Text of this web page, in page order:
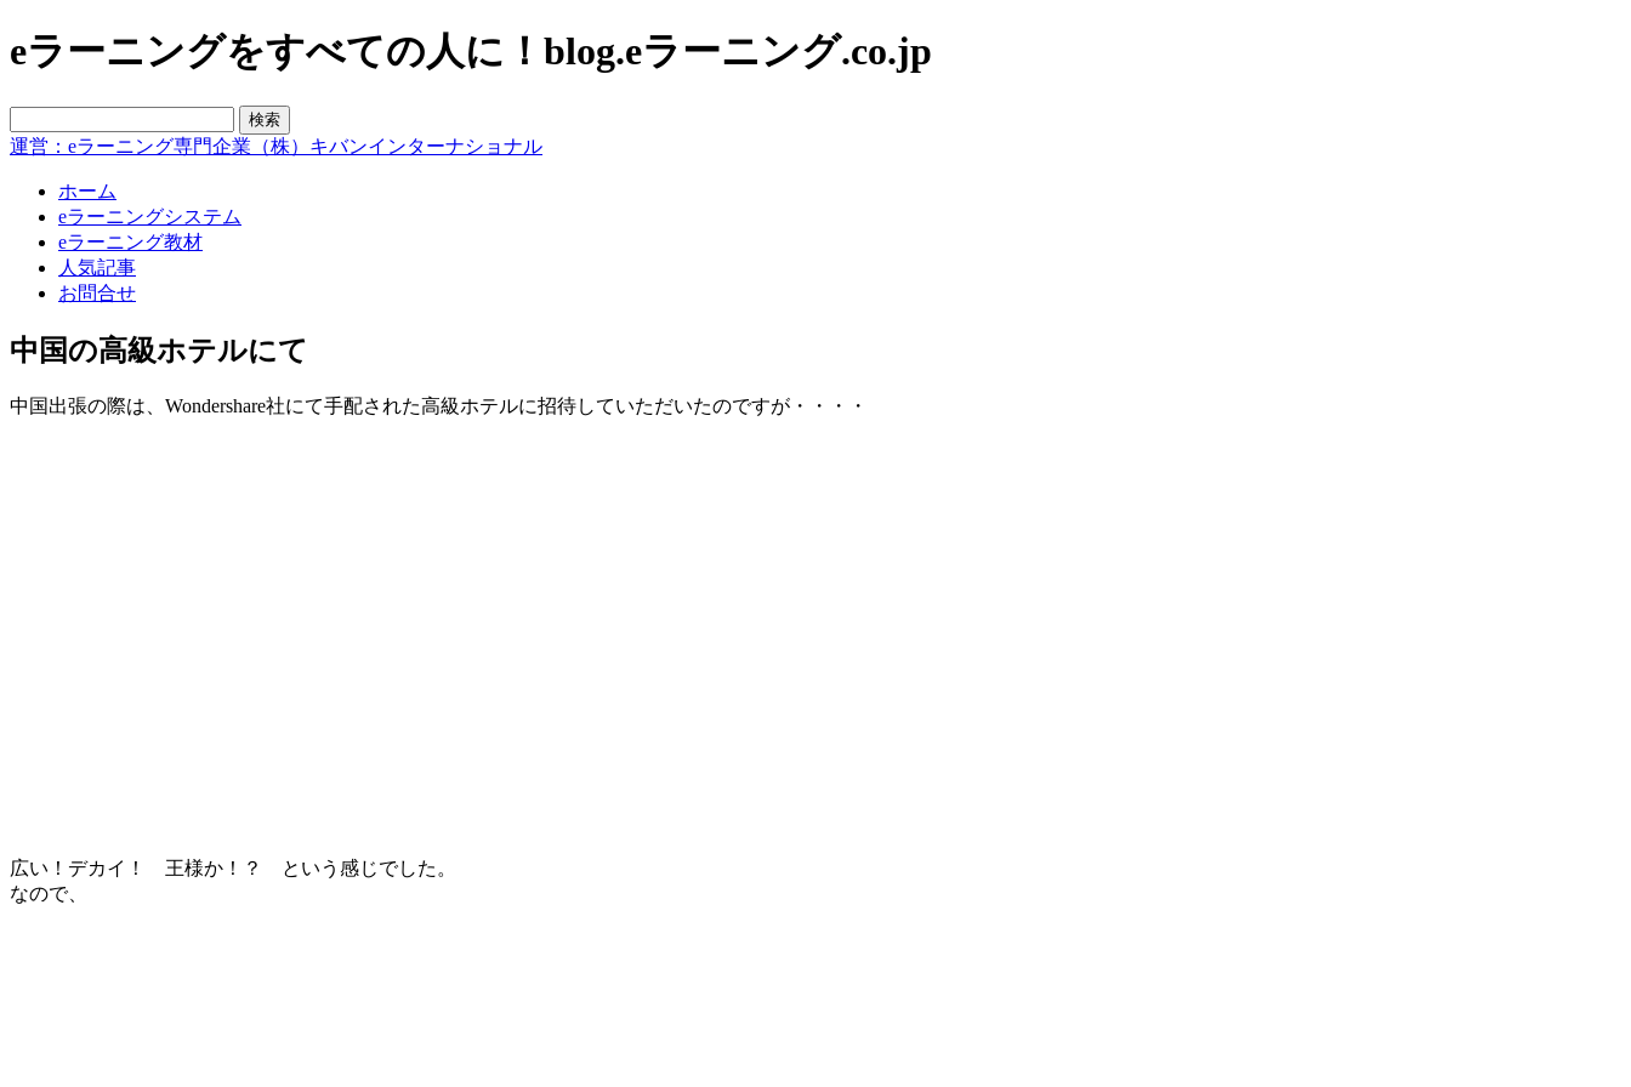
eラーニングをすべての人に！blog.eラーニング.co.jp
運営：eラーニング専門企業（株）キバンインターナショナル
ホーム
eラーニングシステム
eラーニング教材
人気記事
お問合せ
中国の高級ホテルにて
中国出張の際は、Wondershare社にて手配された高級ホテルに招待していただいたのですが・・・・
広い！デカイ！ 王様か！？ という感じでした。
なので、